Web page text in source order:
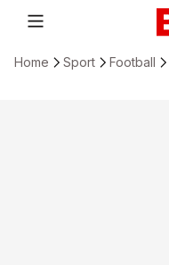
Home Sport Football